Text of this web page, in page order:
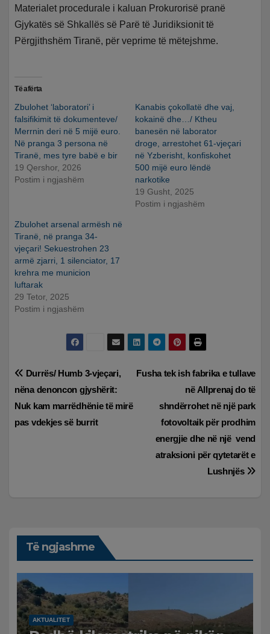
Materialet procedurale i kaluan Prokurorisë pranë
Gjykatës së Shkallës së Parë të Juridiksionit të
Përgjithshëm Tiranë, për veprime të mëtejshme.
Të afërta
Zbulohet ‘laboratori’ i
falsifikimit të dokumenteve/
Merrnin deri në 5 mijë euro.
Në pranga 3 persona në
Tiranë, mes tyre babë e bir
19 Qershor, 2026
Postim i ngjashëm
Kanabis çokollatë dhe vaj,
kokainë dhe…/ Ktheu
banesën në laborator
droge, arrestohet 61-vjeçari
në Yzberisht, konfiskohet
500 mijë euro lëndë
narkotike
19 Gusht, 2025
Postim i ngjashëm
Zbulohet arsenal armësh në
Tiranë, në pranga 34-
vjeçari! Sekuestrohen 23
armë zjarri, 1 silenciator, 17
krehra me municion
luftarak
29 Tetor, 2025
Postim i ngjashëm
Lëvizje
te
postimet
Fusha tek ish fabrika e tullave
në Allprenaj do të
shndërrohet në një park
fotovoltaik për prodhim
energjie dhe në një vend
atraksioni për qytetarët e
Lushnjës
Durrës/ Humb 3-vjeçari,
nëna denoncon gjyshërit:
Nuk kam marrëdhënie të mirë
pas vdekjes së burrit
Të ngjashme
AKTUALITET